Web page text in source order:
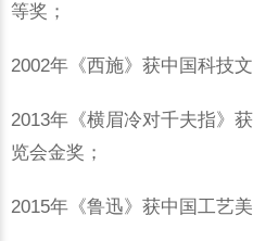
等奖；
2002年《西施》获中国科技
2013年《横眉冷对千夫指》
览会金奖；
2015年《鲁迅》获中国工艺